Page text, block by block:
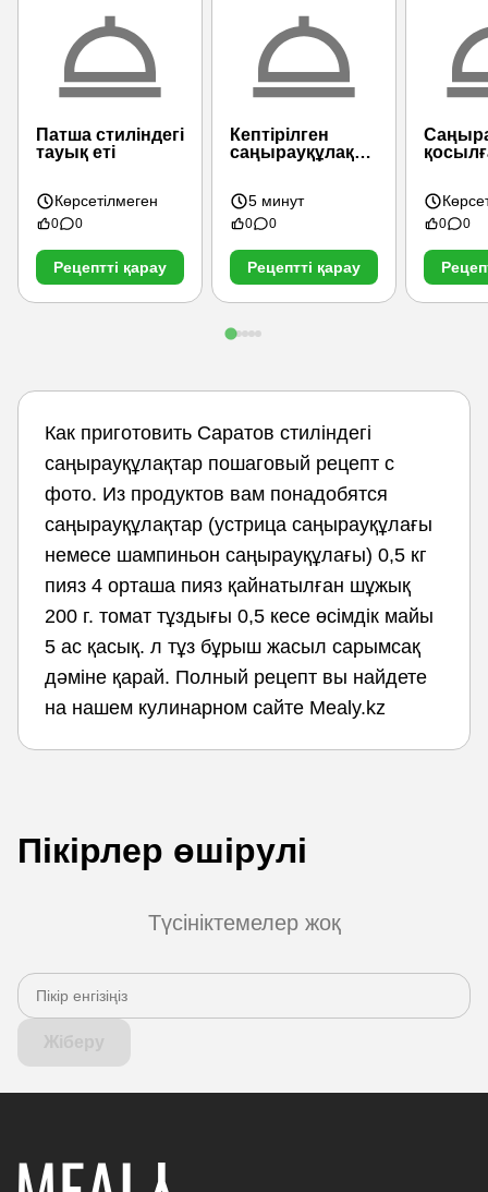
Патша стиліндегі
тауық еті
Көрсетілмеген
0 0
Рецептті қарау
Кептірілген
саңырауқұлақтар
қосылған борщ
5 минут
0 0
Рецептті қарау
0 0
Как приготовить Саратов стиліндегі
саңырауқұлақтар пошаговый рецепт с
фото. Из продуктов вам понадобятся
саңырауқұлақтар (устрица саңырауқұлағы
немесе шампиньон саңырауқұлағы) 0,5 кг
пияз 4 орташа пияз қайнатылған шұжық
200 г. томат тұздығы 0,5 кесе өсімдік майы
5 ас қасық. л тұз бұрыш жасыл сарымсақ
дәміне қарай. Полный рецепт вы найдете
на нашем кулинарном сайте Mealy.kz
Пікірлер өшірулі
Түсініктемелер жоқ